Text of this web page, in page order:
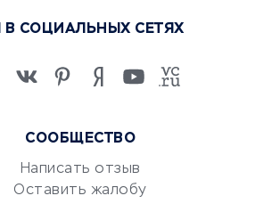
и продажи
здоровье
СООБЩЕСТВО
Написать отзыв
Оставить жалобу
В СОЦИАЛЬНЫХ СЕТЯХ